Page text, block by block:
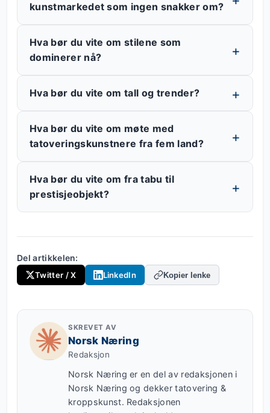
kunstmarkedet som ingen snakker om?
Hva bør du vite om stilene som
dominerer nå?
Hva bør du vite om tall og trender?
Hva bør du vite om møte med
tatoveringskunstnere fra fem land?
Hva bør du vite om fra tabu til
prestisjeobjekt?
Del artikkelen:
Twitter / X LinkedIn Kopier lenke
SKREVET AV
Norsk Næring
Redaksjon
Norsk Næring er en del av redaksjonen i
Norsk Næring og dekker tatovering &
kroppskunst. Redaksjonen